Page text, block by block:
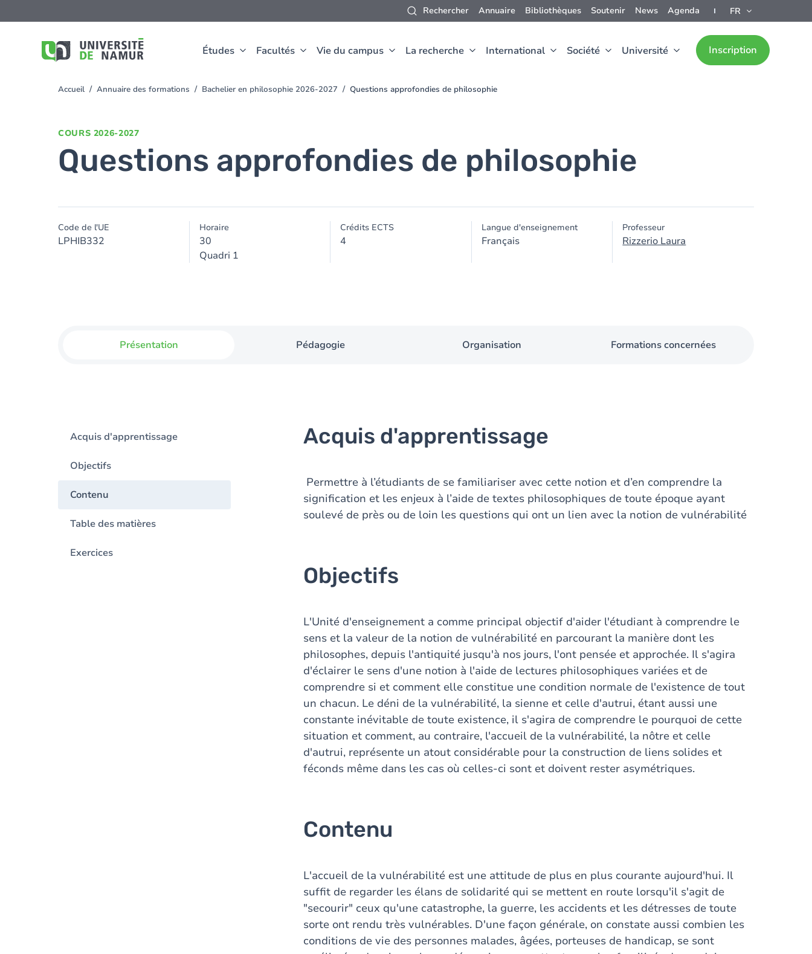
Rechercher Annuaire Bibliothèques Soutenir News Agenda FR
Études Facultés Vie du campus La recherche International Société Université Inscription
au
You
Accueil Annuaire des formations Bachelier en philosophie 2026-2027 Questions approfondies de philosophie
COURS 2026-2027
Questions approfondies de philosophie
Code de l'UE
LPHIB332
Horaire
30
Quadri 1
Crédits ECTS
4
Langue d'enseignement
Français
Professeur
Rizzerio Laura
Présentation Pédagogie Organisation Formations concernées
Acquis d'apprentissage
Objectifs
Contenu
Table des matières
Exercices
Acquis d'apprentissage
Permettre à l’étudiants de se familiariser avec cette notion et d’en comprendre la
signification et les enjeux à l’aide de textes philosophiques de toute époque ayant
soulevé de près ou de loin les questions qui ont un lien avec la notion de vulnérabilité
Objectifs
L'Unité d'enseignement a comme principal objectif d'aider l'étudiant à comprendre le
sens et la valeur de la notion de vulnérabilité en parcourant la manière dont les
philosophes, depuis l'antiquité jusqu'à nos jours, l'ont pensée et approchée. Il s'agira
d'éclairer le sens d'une notion à l'aide de lectures philosophiques variées et de
comprendre si et comment elle constitue une condition normale de l'existence de tout
un chacun. Le déni de la vulnérabilité, la sienne et celle d'autrui, étant aussi une
constante inévitable de toute existence, il s'agira de comprendre le pourquoi de cette
situation et comment, au contraire, l'accueil de la vulnérabilité, la nôtre et celle
d'autrui, représente un atout considérable pour la construction de liens solides et
féconds même dans les cas où celles-ci sont et doivent rester asymétriques.
Contenu
L'accueil de la vulnérabilité est une attitude de plus en plus courante aujourd'hui. Il
suffit de regarder les élans de solidarité qui se mettent en route lorsqu'il s'agit de
"secourir" ceux qu'une catastrophe, la guerre, les accidents et les détresses de toute
sorte ont rendu très vulnérables. D'une façon générale, on constate aussi combien les
conditions de vie des personnes malades, âgées, porteuses de handicap, se sont